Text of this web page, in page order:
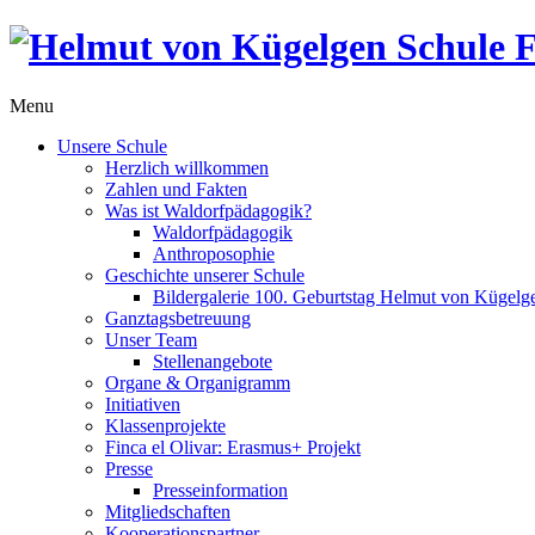
Menu
Unsere Schule
Herzlich willkommen
Zahlen und Fakten
Was ist Waldorfpädagogik?
Waldorfpädagogik
Anthroposophie
Geschichte unserer Schule
Bildergalerie 100. Geburtstag Helmut von
Ganztagsbetreuung
Unser Team
Stellenangebote
Organe & Organigramm
Initiativen
Klassenprojekte
Finca el Olivar: Erasmus+ Projekt
Presse
Presseinformation
Mitgliedschaften